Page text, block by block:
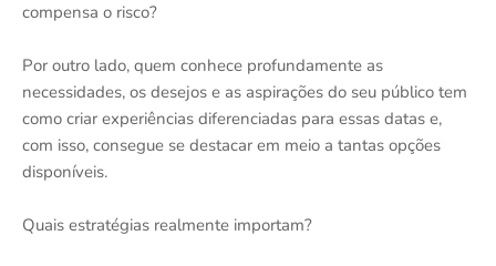
compensa o risco?
Por outro lado, quem conhece profundamente as
necessidades, os desejos e as aspirações do seu público tem
como criar experiências diferenciadas para essas datas e,
com isso, consegue se destacar em meio a tantas opções
disponíveis.
Quais estratégias realmente importam?